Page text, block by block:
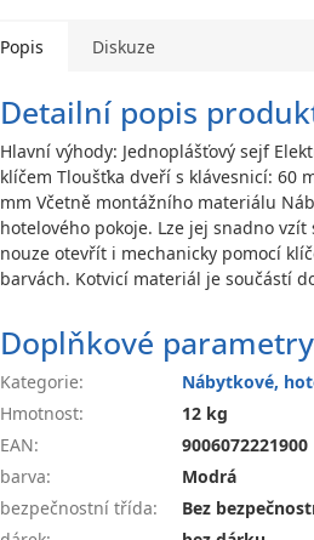
Popis Diskuze
Detailní popis
Hlavní výhody: Jednoplášťový sejf
klíčem Tloušťka dveří s klávesnicí: 60
mm Včetně montážního materiálu
hotelového pokoje. Lze jej snadno
nouze otevřít i mechanicky pomocí
barvách. Kotvicí materiál je součástí
Doplňkové parametry
Kategorie:
Nábytkové,
Hmotnost:
12 kg
EAN:
9006072221900
barva:
Modrá
bezpečnostní třída:
Bez